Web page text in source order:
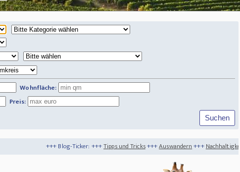
Wohnfläche:
Preis:
+++ Blog-Ticker: +++Tipps und Tricks+++Auswandern+++Nachhaltigkeit+++Minimalismus